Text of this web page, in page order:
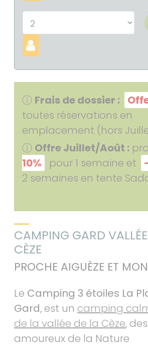
ⓘ Frais de dossier :
toutes réservations en
emplacement (hors
ⓘ Offre Juillet/Août :
10%
pour 1 semaine et
2 semaines en tente
CAMPING GARD
CÈZE
PROCHE AIGUÈZE ET
Le Camping 3 étoiles La
Gard, est un camping
de la vallée de la Cèze,
amoureux de la Nature